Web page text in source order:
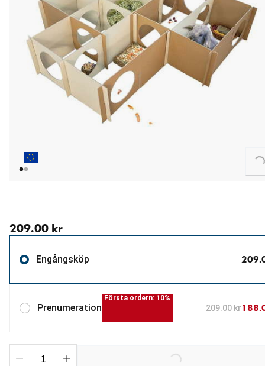
Loading...
209.00 kr
Engångsköp
Prenumeration
Första ordern: 10%
209.00 kr
Loading...